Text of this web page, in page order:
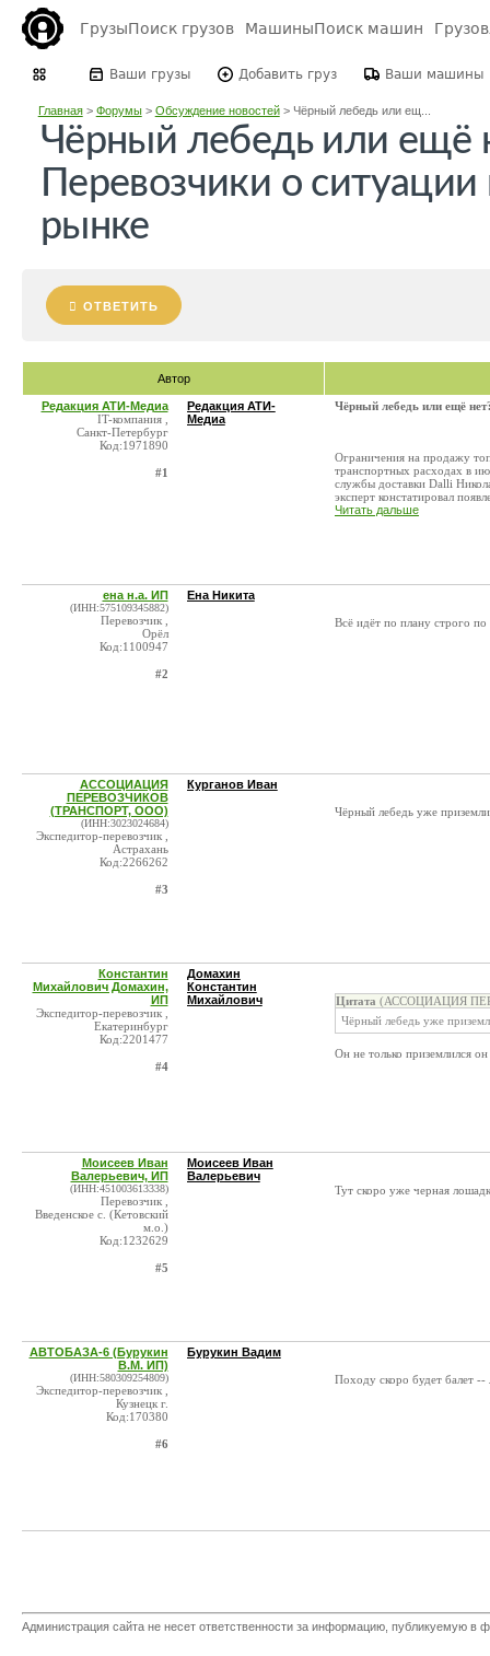
ГрузыПоиск грузов МашиныПоиск машин
Ваши грузы Добавить груз Ваши машины
Главная> Форумы> Обсуждение новостей> Чёрный лебедь или ещ...
Чёрный лебедь или ещё
Перевозчики о
рынке
ОТВЕТИТЬ
Автор
Редакция АТИ-Медиа
IT-компания ,
Санкт-Петербург
Код:1971890
#1
Редакция АТИ-
Медиа
Чёрный лебедь или ещё
Ограничения на продажу
транспортных расходах в
службы доставки Dalli
эксперт констатировал
Читать дальше
ена н.а. ИП
(ИНН:575109345882)
Перевозчик ,
Орёл
Код:1100947
#2
Ена Никита
Всё идёт по плану строго по
АССОЦИАЦИЯ
ПЕРЕВОЗЧИКОВ
(ТРАНСПОРТ, ООО)
(ИНН:3023024684)
Экспедитор-перевозчик ,
Астрахань
Код:2266262
#3
Курганов Иван
Чёрный лебедь уже
Константин
Михайлович Домахин,
ИП
Экспедитор-перевозчик ,
Екатеринбург
Код:2201477
#4
Домахин
Константин
Михайлович
Цитата (АССОЦИАЦИЯ
Чёрный лебедь уже
Он не только приземлился
Моисеев Иван
Валерьевич, ИП
(ИНН:451003613338)
Перевозчик ,
Введенское с. (Кетовский
м.о.)
Код:1232629
#5
Моисеев Иван
Валерьевич
Тут скоро уже черная
АВТОБАЗА-6 (Бурукин
В.М. ИП)
(ИНН:580309254809)
Экспедитор-перевозчик ,
Кузнецк г.
Код:170380
#6
Бурукин Вадим
Походу скоро будет балет --
Администрация сайта не несет ответственности за информацию, публикуемую